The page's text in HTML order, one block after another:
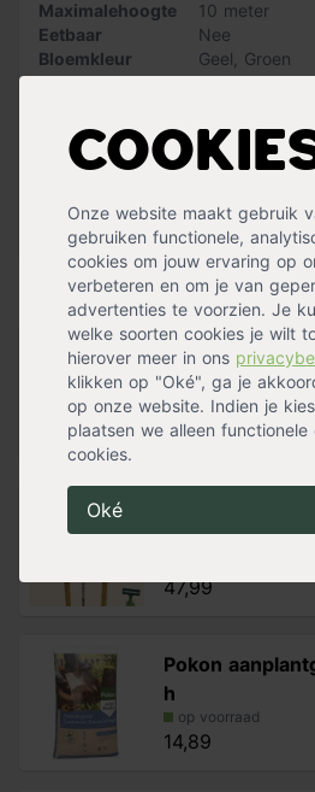
Onze website maakt gebruik
gebruiken functionele,
cookies om jouw ervaring op
verbeteren en om je van
advertenties te voorzien. Je
welke soorten cookies je wilt
hierover meer in ons
klikken op "Oké", ga je
op onze website. Indien je
plaatsen we alleen functionele
cookies.
Oké
De 'Fastigiata Koster' is
boom heeft nauwelijks snoei
vorm te houden. Op de meeste
er rekening mee dat oudere
veranderingen in het
Geef de 'Fastigiata Koster'
groeien. De boom kan namelijk
duwen.
Let op: bij het kiezen van een
leidend. De bij de stamomtrek
slechts een indicatie. Dus aan
kunnen geen rechten worden
Maximalehoogte
10 meter
Eetbaar
Nee
Bloemkleur
Geel
Groen
Bloemen
Nee
Waterbehoefte
Gemiddeld
Vruchtdragend
Ja
Groeisnelheid
Gemiddeld
Beveerd
Meer
Handig voor erbij
Bats
op voorraad
20,00
Boompalen
boomband
47,99
Pokon
h
op voorraad
14,89